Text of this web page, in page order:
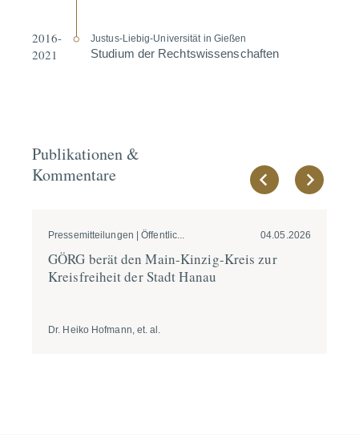
2016-
2021
Justus-Liebig-Univer­sität in Gießen
Studium der Rechts­wis­sen­schaften
Publikationen &
Kommentare
Pressemitteilungen | Öffentlic... 04.05.2026
GÖRG berät den Main-Kinzig-Kreis zur
Kreis­f­reiheit der Stadt Hanau
Dr. Heiko Hofmann, et. al.